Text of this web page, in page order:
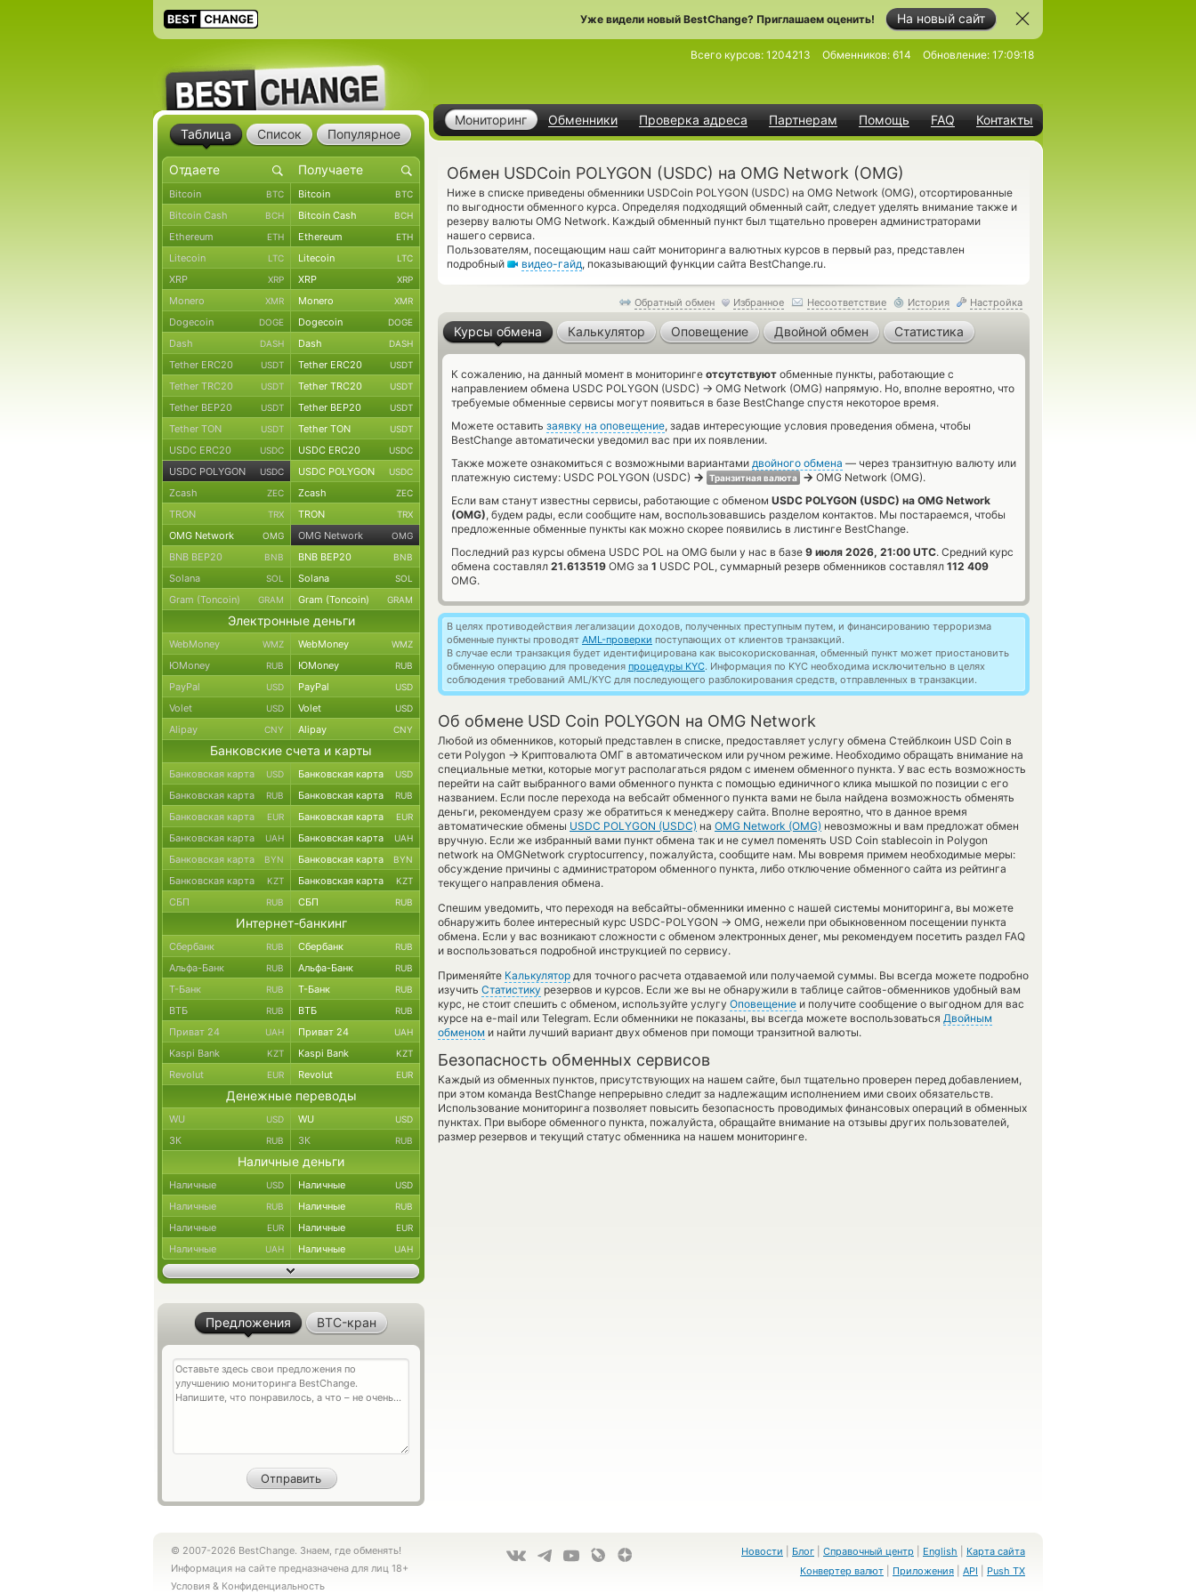
На новый сайт
Уже видели новый BestChange? Приглашаем оценить!
Мониторинг Обменники Проверка адреса Партнерам Помощь FAQ Контакты
Всего курсов: 1204213 Обменников: 614 Обновление: 17:09:18
Обмен USDCoin POLYGON (USDC) на OMG Network (OMG)
Ниже в списке приведены обменники USDCoin POLYGON (USDC) на OMG Network (OMG), отсортированные
по выгодности обменного курса. Определяя подходящий обменный сайт, следует уделять внимание также и
резерву валюты OMG Network. Каждый обменный пункт был тщательно проверен администраторами
нашего сервиса.
Пользователям, посещающим наш сайт мониторинга валютных курсов в первый раз, представлен
подробный
видео-гайд, показывающий функции сайта BestChange.ru.
Обратный обмен Избранное Несоответствие История Настройка
Курсы обмена Калькулятор Оповещение Двойной обмен Статистика
К сожалению, на данный момент в мониторинге отсутствуют обменные пункты, работающие с
направлением обмена USDC POLYGON (USDC) → OMG Network (OMG) напрямую. Но, вполне вероятно, что
требуемые обменные сервисы могут появиться в базе BestChange спустя некоторое время.
Можете оставить заявку на оповещение, задав интересующие условия проведения обмена, чтобы
BestChange автоматически уведомил вас при их появлении.
Также можете ознакомиться с возможными вариантами двойного обмена — через транзитную валюту или
платежную систему: USDC POLYGON (USDC) → Транзитная валюта → OMG Network (OMG).
Если вам станут известны сервисы, работающие с обменом USDC POLYGON (USDC) на OMG Network
(OMG), будем рады, если сообщите нам, воспользовавшись разделом контактов. Мы постараемся, чтобы
предложенные обменные пункты как можно скорее появились в листинге BestChange.
Последний раз курсы обмена USDC POL на OMG были у нас в базе 9 июля 2026, 21:00 UTC. Средний курс
обмена составлял 21.613519 OMG за 1 USDC POL, суммарный резерв обменников составлял 112 409
OMG.
В целях противодействия легализации доходов, полученных преступным путем, и финансированию терроризма
обменные пункты проводят AML-проверки поступающих от клиентов транзакций.
В случае если транзакция будет идентифицирована как высокорискованная, обменный пункт может приостановить
обменную операцию для проведения процедуры KYC. Информация по KYC необходима исключительно в целях
соблюдения требований AML/KYC для последующего разблокирования средств, отправленных в транзакции.
Об обмене USD Coin POLYGON на OMG Network
Любой из обменников, который представлен в списке, предоставляет услугу обмена Стейблкоин USD Coin в
сети Polygon → Криптовалюта ОМГ в автоматическом или ручном режиме. Необходимо обращать внимание на
специальные метки, которые могут располагаться рядом с именем обменного пункта. У вас есть возможность
перейти на сайт выбранного вами обменного пункта с помощью единичного клика мышкой по позиции с его
названием. Если после перехода на вебсайт обменного пункта вами не была найдена возможность обменять
деньги, рекомендуем сразу же обратиться к менеджеру сайта. Вполне вероятно, что в данное время
автоматические обмены USDC POLYGON (USDC) на OMG Network (OMG) невозможны и вам предложат обмен
вручную. Если же избранный вами пункт обмена так и не сумел поменять USD Coin stablecoin in Polygon
network на OMGNetwork cryptocurrency, пожалуйста, сообщите нам. Мы вовремя примем необходимые меры:
обсуждение причины с администратором обменного пункта, либо отключение обменного сайта из рейтинга
текущего направления обмена.
Спешим уведомить, что переходя на вебсайты-обменники именно с нашей системы мониторинга, вы можете
обнаружить более интересный курс USDC-POLYGON → OMG, нежели при обыкновенном посещении пункта
обмена. Если у вас возникают сложности с обменом электронных денег, мы рекомендуем посетить раздел FAQ
и воспользоваться подробной инструкцией по сервису.
Применяйте Калькулятор для точного расчета отдаваемой или получаемой суммы. Вы всегда можете подробно
изучить Статистику резервов и курсов. Если же вы не обнаружили в таблице сайтов-обменников удобный вам
курс, не стоит спешить с обменом, используйте услугу Оповещение и получите сообщение о выгодном для вас
курсе на e-mail или Telegram. Если обменники не показаны, вы всегда можете воспользоваться Двойным
обменом и найти лучший вариант двух обменов при помощи транзитной валюты.
Безопасность обменных сервисов
Каждый из обменных пунктов, присутствующих на нашем сайте, был тщательно проверен перед добавлением,
при этом команда BestChange непрерывно следит за надлежащим исполнением ими своих обязательств.
Использование мониторинга позволяет повысить безопасность проводимых финансовых операций в обменных
пунктах. При выборе обменного пункта, пожалуйста, обращайте внимание на отзывы других пользователей,
размер резервов и текущий статус обменника на нашем мониторинге.
Таблица Список Популярное
Bitcoin BTC Bitcoin BTC
Bitcoin Cash BCH Bitcoin Cash BCH
Ethereum ETH Ethereum ETH
Litecoin LTC Litecoin LTC
XRP XRP XRP XRP
Monero XMR Monero XMR
Dogecoin DOGE Dogecoin DOGE
Dash DASH Dash DASH
Tether ERC20 USDT Tether ERC20 USDT
Tether TRC20 USDT Tether TRC20 USDT
Tether BEP20 USDT Tether BEP20 USDT
Tether TON USDT Tether TON USDT
USDC ERC20 USDC USDC ERC20 USDC
USDC POLYGON USDC USDC POLYGON USDC
Zcash ZEC Zcash ZEC
TRON TRX TRON TRX
OMG Network OMG OMG Network OMG
BNB BEP20 BNB BNB BEP20 BNB
Solana SOL Solana SOL
Gram (Toncoin) GRAM Gram (Toncoin) GRAM
Электронные деньги
WebMoney WMZ WebMoney WMZ
ЮMoney RUB ЮMoney RUB
PayPal USD PayPal USD
Volet USD Volet USD
Alipay CNY Alipay CNY
Банковские счета и карты
Банковская карта USD Банковская карта USD
Банковская карта RUB Банковская карта RUB
Банковская карта EUR Банковская карта EUR
Банковская карта UAH Банковская карта UAH
Банковская карта BYN Банковская карта BYN
Банковская карта KZT Банковская карта KZT
СБП RUB СБП RUB
Интернет-банкинг
Сбербанк RUB Сбербанк RUB
Альфа-Банк RUB Альфа-Банк RUB
Т-Банк RUB Т-Банк RUB
ВТБ RUB ВТБ RUB
Приват 24 UAH Приват 24 UAH
Kaspi Bank KZT Kaspi Bank KZT
Revolut EUR Revolut EUR
Денежные переводы
WU USD WU USD
ЗК RUB ЗК RUB
Наличные деньги
Наличные USD Наличные USD
Наличные RUB Наличные RUB
Наличные EUR Наличные EUR
Наличные UAH Наличные UAH
Предложения BTC-кран
© 2007-2026 BestChange. Знаем, где обменять!
Информация на сайте предназначена для лиц 18+
Условия & Конфиденциальность
Новости Блог Справочный центр English
Карта сайта
Конвертер валют
Приложения API Push TX